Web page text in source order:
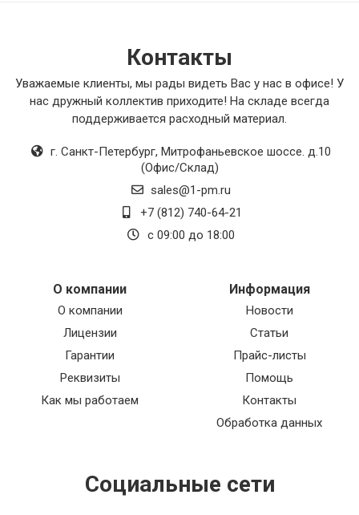
Контакты
Уважаемые клиенты, мы рады видеть Вас у нас в офисе! У
нас дружный коллектив приходите! На складе всегда
поддерживается расходный материал.
г. Санкт-Петербург, Митрофаньевское шоссе. д.10
(Офис/Склад)
sales@1-pm.ru
+7 (812) 740-64-21
с 09:00 до 18:00
О компании
О компании
Лицензии
Гарантии
Реквизиты
Как мы работаем
Информация
Новости
Статьи
Прайс-листы
Помощь
Контакты
Обработка данных
Социальные сети